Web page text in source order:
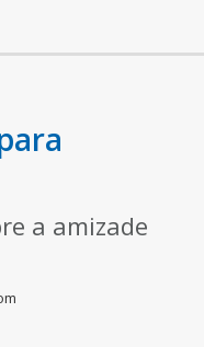
a amizade